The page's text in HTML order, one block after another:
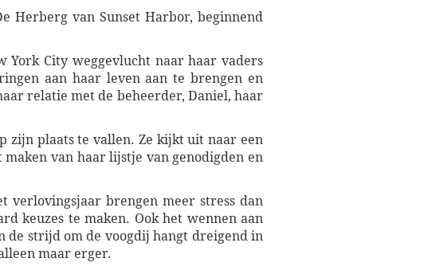
Herberg van Sunset Harbor, beginnend
City weggevlucht naar haar vaders
aan haar leven aan te brengen en
relatie met de beheerder, Daniel, haar
zijn plaats te vallen. Ze kijkt uit naar een
van haar lijstje van genodigden en
verlovingsjaar brengen meer stress dan
keuzes te maken. Ook het wennen aan
de strijd om de voogdij hangt dreigend in
maar erger.